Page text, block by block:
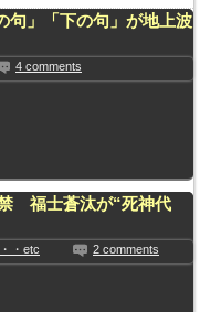
句」「下の句」が地上波
4 comments
福士蒼汰が“死神代
・etc 2 comments